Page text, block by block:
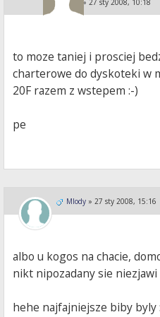
KA i PE » 27 sty 2008, 10:18
to moze taniej i prosciej
charterowe do dyskoteki w
20F razem z wstepem :-)
pe
Mlody » 27 sty 2008, 15:16
albo u kogos na chacie,
nikt nipozadany sie niezjawi
hehe najfajniejsze biby byly